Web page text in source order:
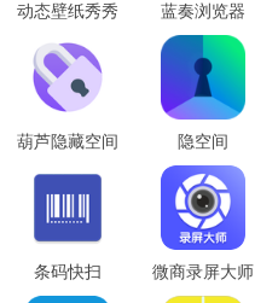
动态壁纸秀秀 蓝奏浏览器
葫芦隐藏空间 隐空间
条码快扫 微商录屏大师